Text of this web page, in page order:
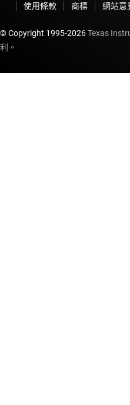
使用條款
商標 網站意
© Copyright 1995-2026Texas
利。